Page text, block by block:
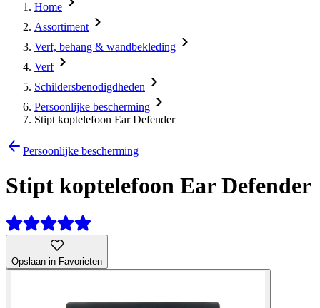
Home
Assortiment
Verf, behang & wandbekleding
Verf
Schildersbenodigdheden
Persoonlijke bescherming
Stipt koptelefoon Ear Defender
Persoonlijke bescherming
Stipt koptelefoon Ear Defender
Opslaan in Favorieten